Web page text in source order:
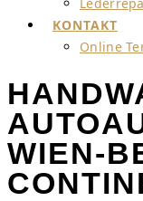
KONTAKT
Online
WIEN-